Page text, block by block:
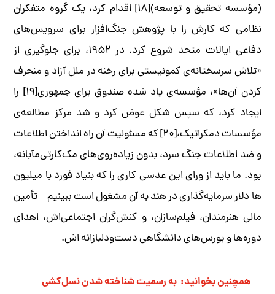
(مؤسسه تحقیق و توسعه)[۱۸] اقدام کرد، یک گروه متفکران
نظامی که کارش را با پژوهش جنگ‌­افزار برای سرویس­‌های
دفاعی ایالات متحد شروع کرد. در ۱۹۵۲، برای جلوگیری از
«تلاش سرسختانه­‌ی کمونیستی برای رخنه در ملل آزاد و منحرف
کردن آن­‌ها»، مؤسسه­‌ی یاد شده صندوق برای جمهوری[۱۹] را
ایجاد کرد، که سپس شکل عوض کرد و شد مرکز مطالعه­‌ی
مؤسسات دمکراتیک،[۲۰] که مسئولیت آن راه انداختن اطلاعات
و ضد اطلاعات جنگ سرد، بدون زیاده­‌روی‌­های مک‌کارتی‌‌مآبانه،
بود. ما باید از ورای این عدسی کاری را که بنیاد فورد با میلیون­‌
ها دلار سرمایه­‌گذاری در هند به­ آن مشغول است ببینیم – تأمین
مالی هنرمندان، فیلم­‌سازان، و کنش‌­گران اجتماعی­‌اش، اهدای
دوره­‌ها و بورس‌­های دانشگاهی دست‌ودل­بازانه ­اش.
همچنین بخوانید: به رسمیت شناخته شدن نسل‌کشی